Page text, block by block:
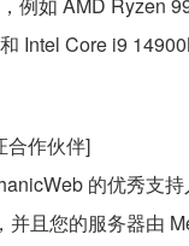
Intel Core i9
合作伙伴]
的优秀支
并且您的服务器由